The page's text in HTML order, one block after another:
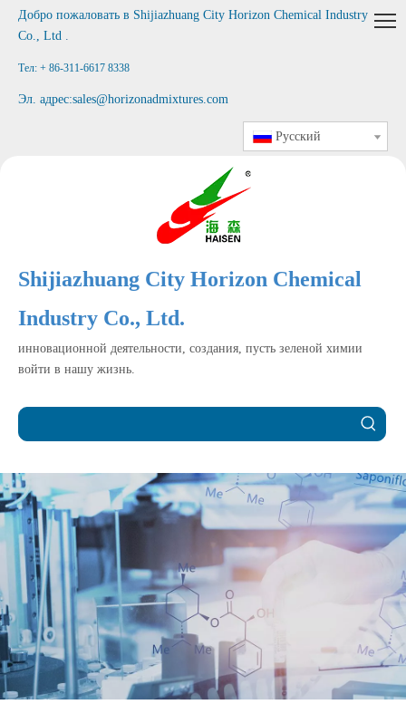
Добро пожаловать в Shijiazhuang City Horizon Chemical Industry
Co., Ltd .
Тел: + 86-311-6617 8338
Эл. адрес:sales@horizonadmixtures.com
Pусский
Shijiazhuang City Horizon Chemical
Industry Co., Ltd.
инновационной деятельности, создания, пусть зеленой химии
войти в нашу жизнь.